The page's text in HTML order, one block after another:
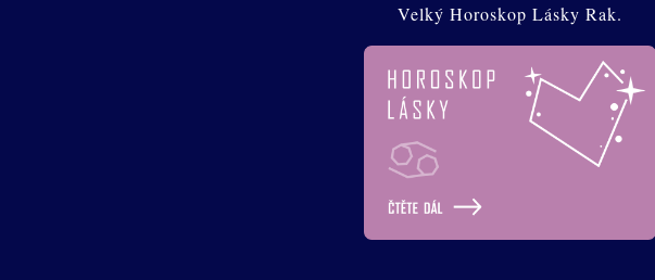
Velký Horoskop Lásky Rak.